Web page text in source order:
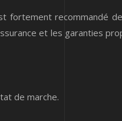
fortement recommandé
et les garanties
de marche.